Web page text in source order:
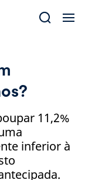
11,2%
inferior à